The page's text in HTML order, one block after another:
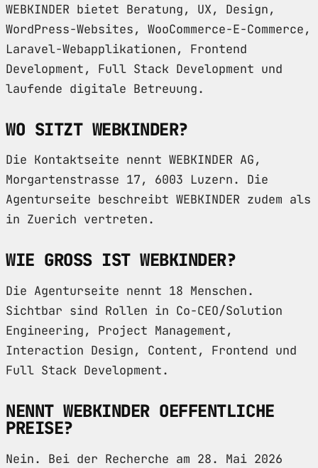
WEBKINDER bietet Beratung, UX, Design,
WordPress-Websites, WooCommerce-E-Commerce,
Laravel-Webapplikationen, Frontend
Development, Full Stack Development und
laufende digitale Betreuung.
WO SITZT WEBKINDER?
Die Kontaktseite nennt WEBKINDER AG,
Morgartenstrasse 17, 6003 Luzern. Die
Agenturseite beschreibt WEBKINDER zudem als
in Zuerich vertreten.
WIE GROSS IST WEBKINDER?
Die Agenturseite nennt 18 Menschen.
Sichtbar sind Rollen in Co-CEO/Solution
Engineering, Project Management,
Interaction Design, Content, Frontend und
Full Stack Development.
NENNT WEBKINDER OEFFENTLICHE
PREISE?
Nein. Bei der Recherche am 28. Mai 2026